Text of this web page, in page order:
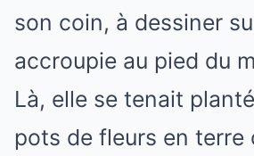
son coin, à dessiner
accroupie au pied du
Là, elle se tenait
pots de fleurs en terre